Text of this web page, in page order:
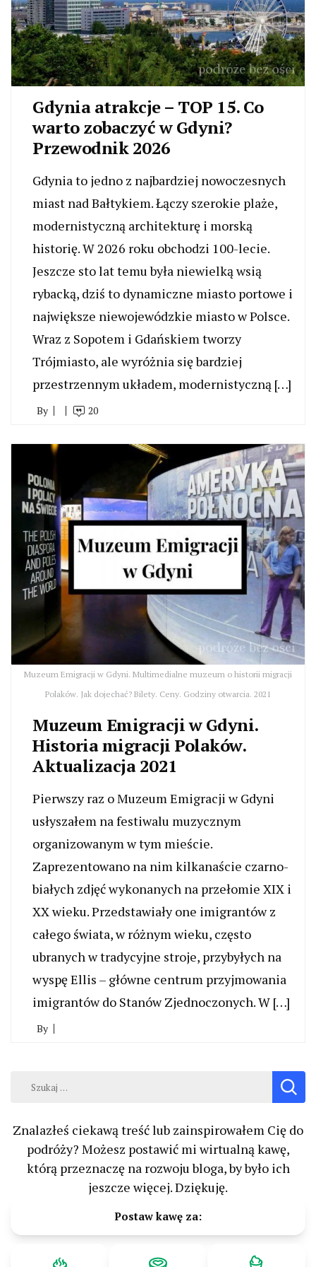
Gdynia atrakcje – TOP 15. Co
warto zobaczyć w Gdyni?
Przewodnik 2026
Gdynia to jedno z najbardziej nowoczesnych
miast nad Bałtykiem. Łączy szerokie plaże,
modernistyczną architekturę i morską
historię. W 2026 roku obchodzi 100-lecie.
Jeszcze sto lat temu była niewielką wsią
rybacką, dziś to dynamiczne miasto portowe i
największe niewojewódzkie miasto w Polsce.
Wraz z Sopotem i Gdańskiem tworzy
Trójmiasto, ale wyróżnia się bardziej
przestrzennym układem, modernistyczną […]
By 20
Muzeum Emigracji w Gdyni. Multimedialne muzeum o historii migracji
Polaków. Jak dojechać? Bilety. Ceny. Godziny otwarcia. 2021
Muzeum Emigracji w Gdyni.
Historia migracji Polaków.
Aktualizacja 2021
Pierwszy raz o Muzeum Emigracji w Gdyni
usłyszałem na festiwalu muzycznym
organizowanym w tym mieście.
Zaprezentowano na nim kilkanaście czarno-
białych zdjęć wykonanych na przełomie XIX i
XX wieku. Przedstawiały one imigrantów z
całego świata, w różnym wieku, często
ubranych w tradycyjne stroje, przybyłych na
wyspę Ellis – główne centrum przyjmowania
imigrantów do Stanów Zjednoczonych. W […]
By
Szukaj:
Znalazłeś ciekawą treść lub zainspirowałem Cię do
podróży? Możesz postawić mi wirtualną kawę,
którą przeznaczę na rozwoju bloga, by było ich
jeszcze więcej. Dziękuję.
Postaw kawę za: